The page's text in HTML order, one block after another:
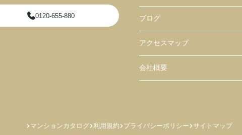
0120-655-880 ブログ
アクセスマップ
会社概要
マンションカタログ 利用規約 プライバシーポリシー サイトマップ